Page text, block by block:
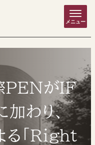
メニュー
PENがIF
加わり、
る「Right